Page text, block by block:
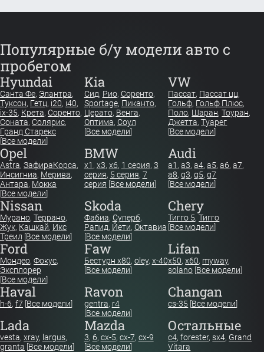
Популярные б/у модели авто с
пробегом
Hyundai
Санта Фе, Элантра,
Туксон, Гетц, i20, i40,
ix-35, Крета, Соренто,
Соната, Солярис,
Гранд Старекс
[Все модели]
Kia
Сид, Рио, Соренто,
Sportage, Пиканто,
Церато, Венга,
Оптима, Соул
[Все модели]
VW
Пассат, Пассат цц,
Гольф, Гольф Плюс,
Поло, Шаран,Тоуран,
Джетта,Туарег
[Все модели]
Opel
Astra, ЗафираКорса,
Инсигниа, Мерива,
Антара, Мокка
[Все модели]
BMW
x1 , x3, x6, 1 серия, 3
серия, 5 серия, 7
серия [Все модели]
Audi
a1 ,a3,a4,a5,a6,a7,
a8,q3,q5,q7
[Все модели]
Nissan
Мурано, Террано,
Жук, Кашкай, Икс
Треил [Все модели]
Skoda
Фабиа, Суперб,
Рапид, Йети, Октавиа
[Все модели]
Chery
Тигго 5,Тигго
[Все модели]
Ford
Мондео, Фокус,
Эксплорер
[Все модели]
Faw
Бестурн х80, oley, x-40
[Все модели]
Lifan
x50,x60, myway,
solano [Все модели]
Haval
h-6, f7 [Все модели]
Ravon
gentra, r4
[Все модели]
Changan
cs-35 [Все модели]
Lada
vesta, xray, largus,
granta [Все модели]
Mazda
3, 6, cx-5, cx-7, cx-9
[Все модели]
Остальные
c4,forester,sx4, Grand
Vitara